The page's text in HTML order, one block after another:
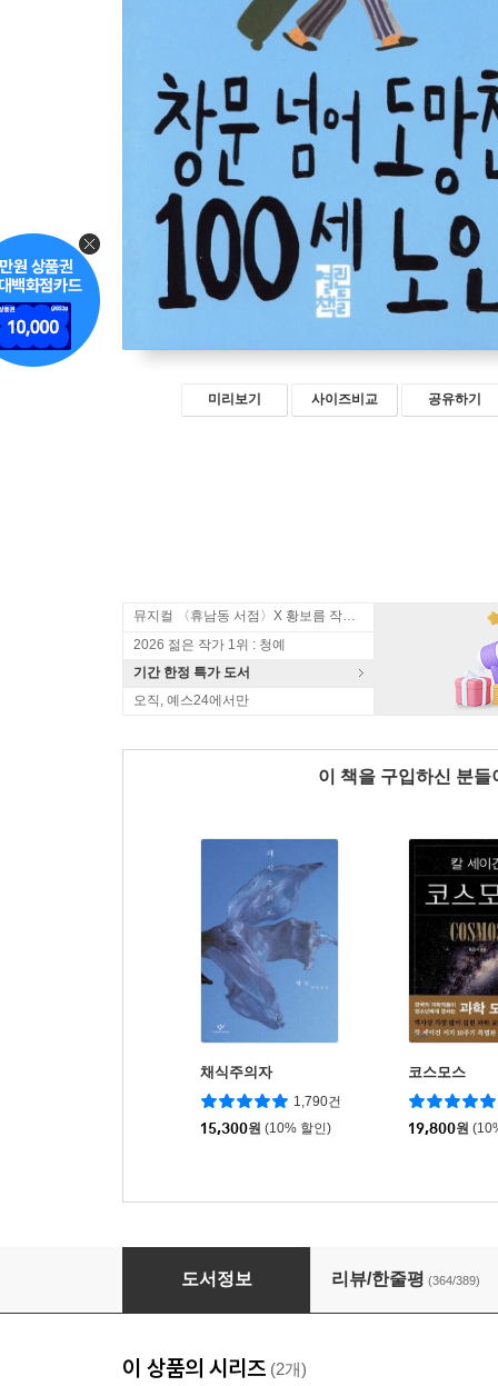
미리보기 사이즈비교 공유하기
뮤지컬 〈휴남동 서점〉X 황보름 작가 북토크
2026 젊은 작가 1위 : 청예
기간 한정 특가 도서
오직, 예스24에서만
이 책을 구입하신 분
채식주의자
1,790건
15,300원 (10% 할인)
코스모스
19,800원
창문 넘어 도망친 100세 노인
도서정보 리뷰/한줄평 (364/389)
이 상품의 시리즈 (2개)